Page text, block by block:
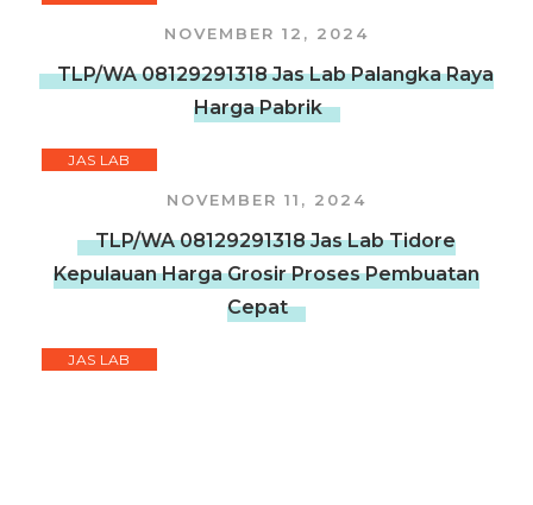
NOVEMBER 12, 2024
TLP/WA 08129291318 Jas Lab Palangka Raya
Harga Pabrik
JAS LAB
NOVEMBER 11, 2024
TLP/WA 08129291318 Jas Lab Tidore
Kepulauan Harga Grosir Proses Pembuatan
Cepat
JAS LAB